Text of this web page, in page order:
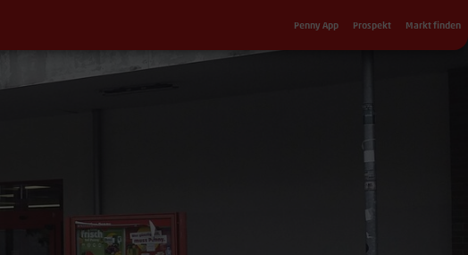
Sekundärnavigation
Penny App Prospekt Markt finden